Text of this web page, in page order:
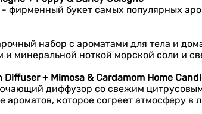
фирменный букет самых популярных
набор с ароматами для тела и
минеральной ноткой морской соли и
Diffuser + Mimosa & Cardamom Home
диффузор со свежим
ароматов, которое согреет атмосферу в